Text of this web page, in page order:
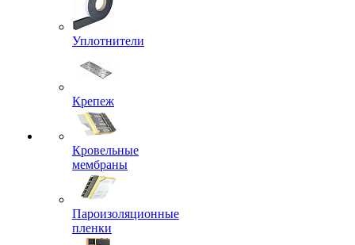
Уплотнители
Крепеж
Кровельные
мембраны
Пароизоляционные
пленки